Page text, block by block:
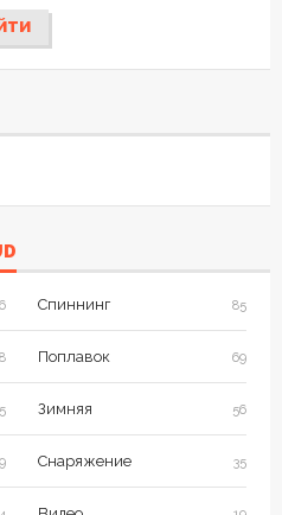
Спиннинг 85
Поплавок 69
Зимняя 56
Снаряжение 35